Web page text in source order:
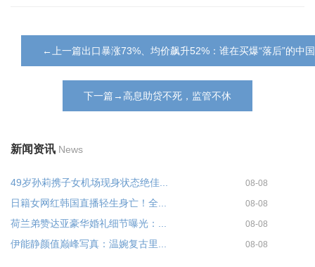
←上一篇出口暴涨73%、均价飙升52%：谁在买爆“落后”的中
下一篇→高息助贷不死，监管不休
新闻资讯 News
49岁孙莉携子女机场现身状态绝佳... 08-08
日籍女网红韩国直播轻生身亡！全... 08-08
荷兰弟赞达亚豪华婚礼细节曝光：... 08-08
伊能静颜值巅峰写真：温婉复古里... 08-08